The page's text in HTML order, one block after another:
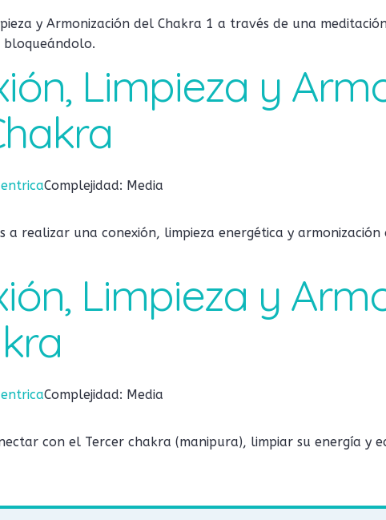
y Armonización del Chakra 1 a través de una
Limpieza y
Complejidad: Media
a realizar una conexión, limpieza energética y
Limpieza y
Complejidad: Media
con el Tercer chakra (manipura), limpiar su energía y